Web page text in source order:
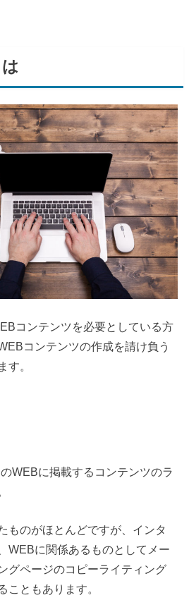
コンテンツを必要としている方
コンテンツの作成を請け負う
す。
WEBに掲載するコンテンツのラ
ものがほとんどですが、インタ
WEBに関係あるものとしてメー
グページのコピーライティング
こともあります。